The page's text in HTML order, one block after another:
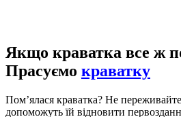
Якщо краватка все ж
Прасуємо краватку
Пом’ялася краватка? Не
допоможуть їй відновити